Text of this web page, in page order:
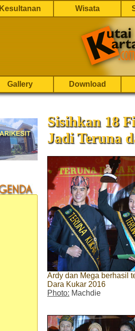
Kesultanan Wisata
Gallery Download
Sisihkan 18
Jadi Teruna
Ardy dan Mega berhasil
Dara Kukar 2016
Photo: Machdie